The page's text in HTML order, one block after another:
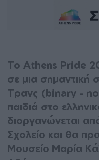
Το Athens Pride
σε μια σημαντική
Τρανς (binary -
παιδιά στο
διοργανώνεται
Σχολείο και θα
Μουσείο Μαρία